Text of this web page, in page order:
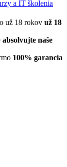
už 18
absolvujte naše
100% garancia